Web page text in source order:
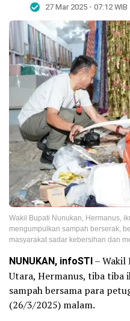
27 Mar 2025 - 07:12 WIB
Wakil Bupati Nunukan, Hermanus,
mengumpulkan sampah berserak,
masyarakat sadar kebersihan dan
NUNUKAN, infoSTI–
Utara, Hermanus, tiba
sampah bersama para
(26/3/2025) malam.